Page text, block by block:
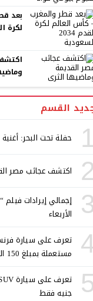
بعد
لكرة القدم
القسم
حفلة تحت البحر:
اكتشف عجائب مصر
إجمالي إيرادات
الأربعاء
مستعملة بمبلغ 150 الف جنيه
جنيه فقط